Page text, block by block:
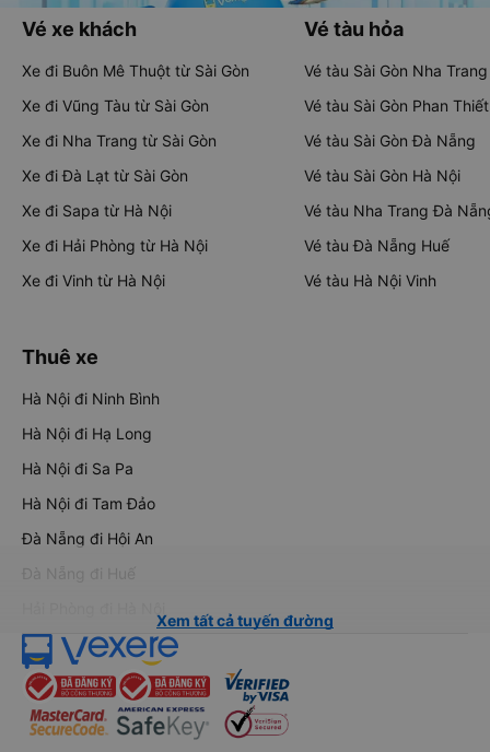
Vé xe khách
Xe đi Buôn Mê Thuột từ Sài Gòn
Xe đi Vũng Tàu từ Sài Gòn
Xe đi Nha Trang từ Sài Gòn
Xe đi Đà Lạt từ Sài Gòn
Xe đi Sapa từ Hà Nội
Xe đi Hải Phòng từ Hà Nội
Xe đi Vinh từ Hà Nội
Vé tàu hỏa
Vé tàu Sài Gòn Nha Trang
Vé tàu Sài Gòn Phan Thiết
Vé tàu Sài Gòn Đà Nẵng
Vé tàu Sài Gòn Hà Nội
Vé tàu Nha Trang Đà
Vé tàu Đà Nẵng Huế
Vé tàu Hà Nội Vinh
Thuê xe
Hà Nội đi Ninh Bình
Hà Nội đi Hạ Long
Hà Nội đi Sa Pa
Hà Nội đi Tam Đảo
Đà Nẵng đi Hội An
Đà Nẵng đi Huế
Xem tất cả tuyến đường